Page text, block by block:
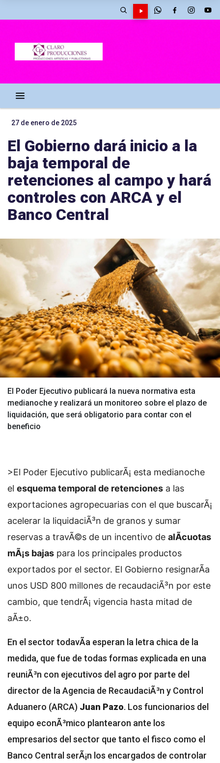
27 de enero de 2025
El Gobierno dará inicio a la
baja temporal de
retenciones al campo y hará
controles con ARCA y el
Banco Central
El Poder Ejecutivo publicará la nueva normativa esta
medianoche y realizará un monitoreo sobre el plazo de
liquidación, que será obligatorio para contar con el
beneficio
>El Poder Ejecutivo publicarÃ¡ esta medianoche
el esquema temporal de retenciones a las
exportaciones agropecuarias con el que buscarÃ¡
acelerar la liquidaciÃ³n de granos y sumar
reservas a travÃ©s de un incentivo de alÃ­cuotas
mÃ¡s bajas para los principales productos
exportados por el sector. El Gobierno resignarÃ­a
unos USD 800 millones de recaudaciÃ³n por este
cambio, que tendrÃ¡ vigencia hasta mitad de
aÃ±o.
En el sector todavÃ­a esperan la letra chica de la
medida, que fue de todas formas explicada en una
reuniÃ³n con ejecutivos del agro por parte del
director de la Agencia de RecaudaciÃ³n y Control
Aduanero (ARCA) Juan Pazo. Los funcionarios del
equipo econÃ³mico plantearon ante los
empresarios del sector que tanto el fisco como el
Banco Central serÃ¡n los encargados de controlar